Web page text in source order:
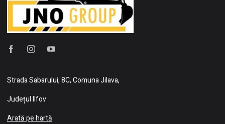
Strada Sabarului, 8C, Comuna Jilava,
Județul Ilfov
Arată pe hartă